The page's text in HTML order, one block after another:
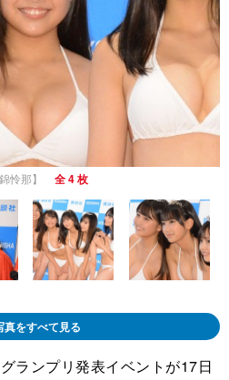
怜那】 全 4 枚
真をすべて見る
ランプリ発表イベントが17日